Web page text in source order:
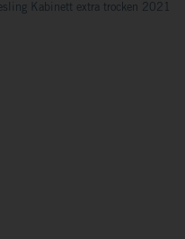
Kabinett extra trocken 2021